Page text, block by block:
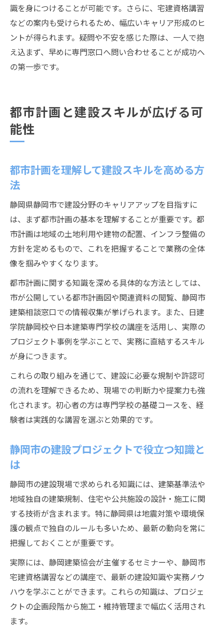
識を身につけることが可能です。さらに、宅建資格講習
などの案内も受けられるため、幅広いキャリア形成のヒ
ントが得られます。疑問や不安を感じた際は、一人で抱
え込まず、早めに専門窓口へ問い合わせることが成功へ
の第一歩です。
都市計画と建設スキルが広げる可
能性
都市計画を理解して建設スキルを高める方
法
静岡県静岡市で建設分野のキャリアアップを目指すに
は、まず都市計画の基本を理解することが重要です。都
市計画は地域の土地利用や建物の配置、インフラ整備の
方針を定めるもので、これを把握することで業務の全体
像を掴みやすくなります。
都市計画に関する知識を深める具体的な方法としては、
市が公開している都市計画図や関連資料の閲覧、静岡市
建築相談窓口での情報収集が挙げられます。また、日建
学院静岡校や日本建築専門学校の講座を活用し、実際の
プロジェクト事例を学ぶことで、実務に直結するスキル
が身につきます。
これらの取り組みを通じて、建設に必要な規制や許認可
の流れを理解できるため、現場での判断力や提案力も強
化されます。初心者の方は専門学校の基礎コースを、経
験者は実践的な講習を選ぶと効果的です。
静岡市の建設プロジェクトで役立つ知識と
は
静岡市の建設現場で求められる知識には、建築基準法や
地域独自の建築規制、住宅や公共施設の設計・施工に関
する技術が含まれます。特に静岡県は地震対策や環境保
護の観点で独自のルールも多いため、最新の動向を常に
把握しておくことが重要です。
実際には、静岡建築協会が主催するセミナーや、静岡市
宅建資格講習などの講座で、最新の建設知識や実務ノウ
ハウを学ぶことができます。これらの知識は、プロジェ
クトの企画段階から施工・維持管理まで幅広く活用され
ます。